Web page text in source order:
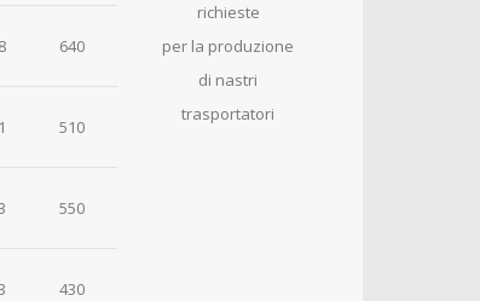
richieste
per la produzione
di nastri
trasportatori
640
510
550
430